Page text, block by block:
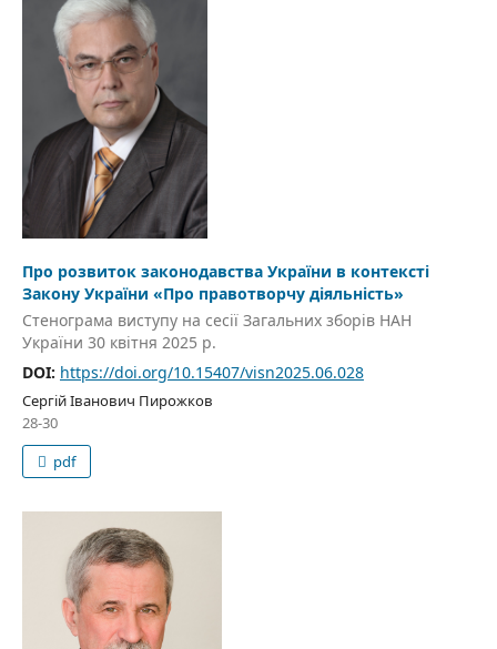
Про розвиток законодавства України в контексті
Закону України «Про правотворчу діяльність»
Стенограма виступу на сесії Загальних зборів НАН
України 30 квітня 2025 р.
DOI: https://doi.org/10.15407/visn2025.06.028
Сергій Іванович Пирожков
28-30
pdf